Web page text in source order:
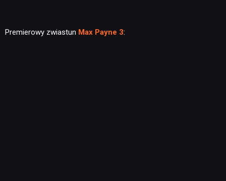
Premierowy zwiastun Max Payne 3: